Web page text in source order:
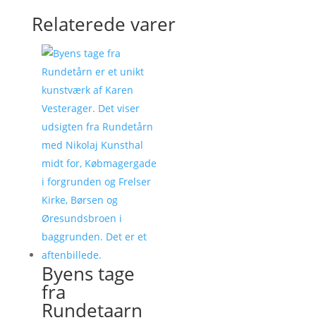
Relaterede varer
Byens tage
fra
Rundetaarn